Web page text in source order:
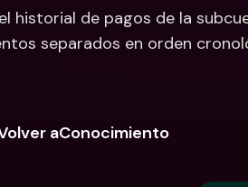
historial de pagos de la
separados en orden
aConocimiento